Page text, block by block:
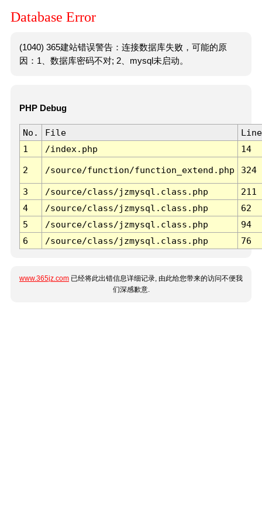
Database Error
(1040) 365建站错误警告：连接数据库失败，可能的原
因：1、数据库密码不对; 2、mysql未启动。
PHP Debug
No. File
Line
1
/index.php 14
2 /source/function/function_extend.php 324
3 /source/class/jzmysql.class.php
211
4
/source/class/jzmysql.class.php
62
5
/source/class/jzmysql.class.php
94
6
/source/class/jzmysql.class.php 76
www.365jz.com 已经将此出错信息详细记录, 由此给您带来的访问不便我
们深感歉意.